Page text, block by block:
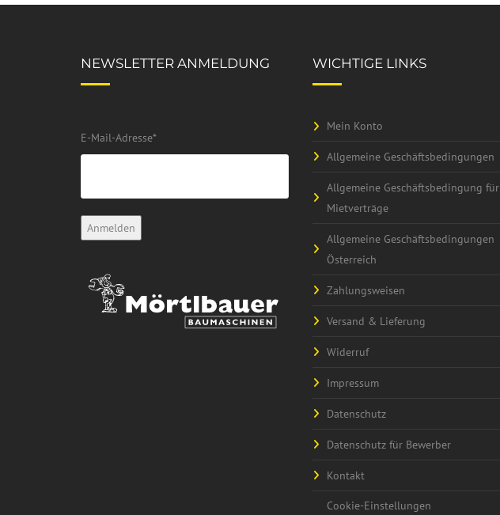
NEWSLETTER ANMELDUNG
E-Mail-Adresse*
WICHTIGE LINKS
Mein Konto
Allgemeine Geschäftsbedingungen
Allgemeine Geschäftsbedingung für
Mietverträge
Allgemeine Geschäftsbedingungen
Österreich
Zahlungsweisen
Versand & Lieferung
Widerruf
Impressum
Datenschutz
Datenschutz für Bewerber
Kontakt
Cookie-Einstellungen